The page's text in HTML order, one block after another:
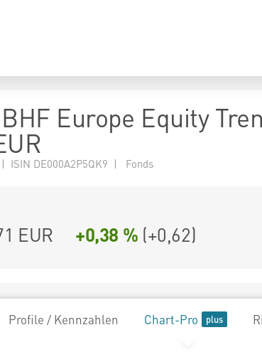
BHF Europe Equity
ISIN DE000A2P5QK9 | Fonds
EUR +0,38 % (+0,62)
Profile / Kennzahlen Chart-Pro